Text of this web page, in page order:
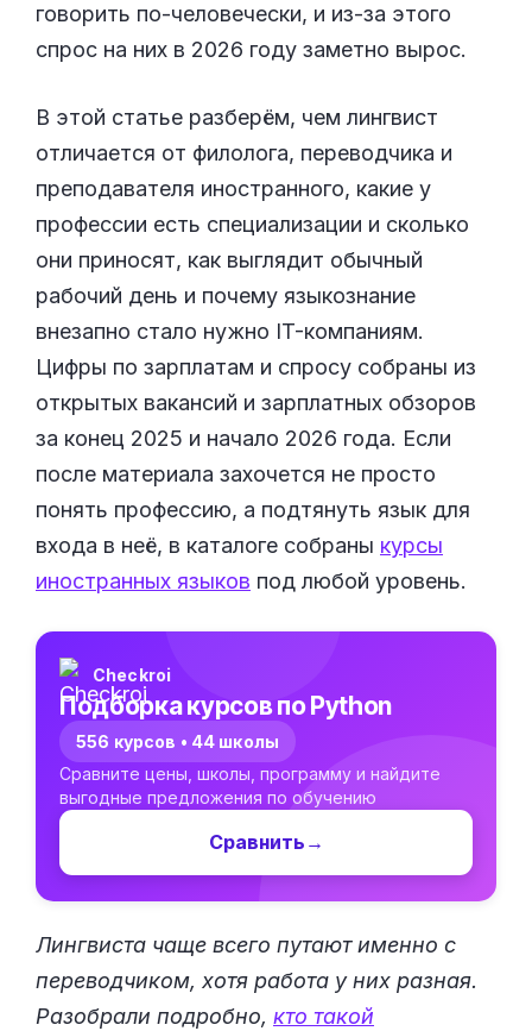
говорить по-человечески, и из-за этого
спрос на них в 2026 году заметно вырос.
В этой статье разберём, чем лингвист
отличается от филолога, переводчика и
преподавателя иностранного, какие у
профессии есть специализации и сколько
они приносят, как выглядит обычный
рабочий день и почему языкознание
внезапно стало нужно IT-компаниям.
Цифры по зарплатам и спросу собраны из
открытых вакансий и зарплатных обзоров
за конец 2025 и начало 2026 года. Если
после материала захочется не просто
понять профессию, а подтянуть язык для
входа в неё, в каталоге собраны курсы
иностранных языков под любой уровень.
Checkroi
Подборка курсов по Python
556 курсов • 44 школы
Сравните цены, школы, программу и найдите
выгодные предложения по обучению
Сравнить →
Лингвиста чаще всего путают именно с
переводчиком, хотя работа у них разная.
Разобрали подробно, кто такой